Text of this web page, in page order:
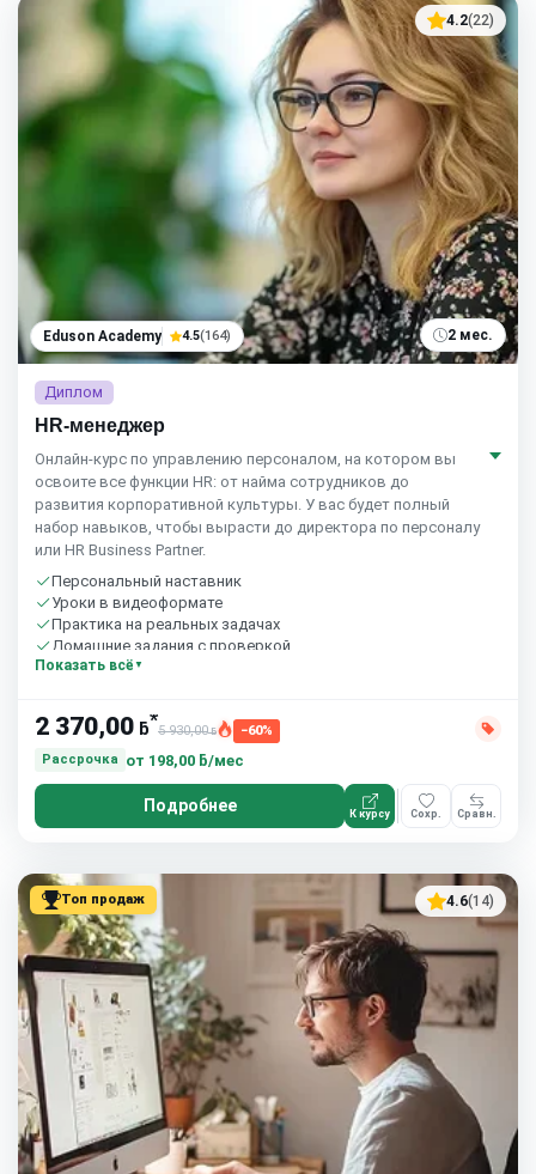
4.2(22)
Eduson Academy 4.5(164) 2 мес.
Диплом
HR-менеджер
Онлайн-курс по управлению персоналом, на котором вы
освоите все функции HR: от найма сотрудников до
развития корпоративной культуры. У вас будет полный
набор навыков, чтобы вырасти до директора по персоналу
или HR Business Partner.
Персональный наставник
Уроки в видеоформате
Практика на реальных задачах
Домашние задания с проверкой
Бесплатный пробный урок
Показать всё
2 370,00 ƃ*
5 930,00ƃ
−60%
Рассрочка
от 198,00 ƃ/мес
Подробнее К курсу Сохр. Сравн.
Топ продаж 4.6(14)